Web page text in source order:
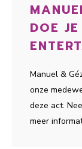
DOE
Manuel &
onze
deze act.
meer